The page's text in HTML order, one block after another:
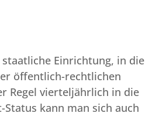
Einrichtung, in die
öffentlich-rechtlichen
Regel vierteljährlich in die
Status kann man sich auch